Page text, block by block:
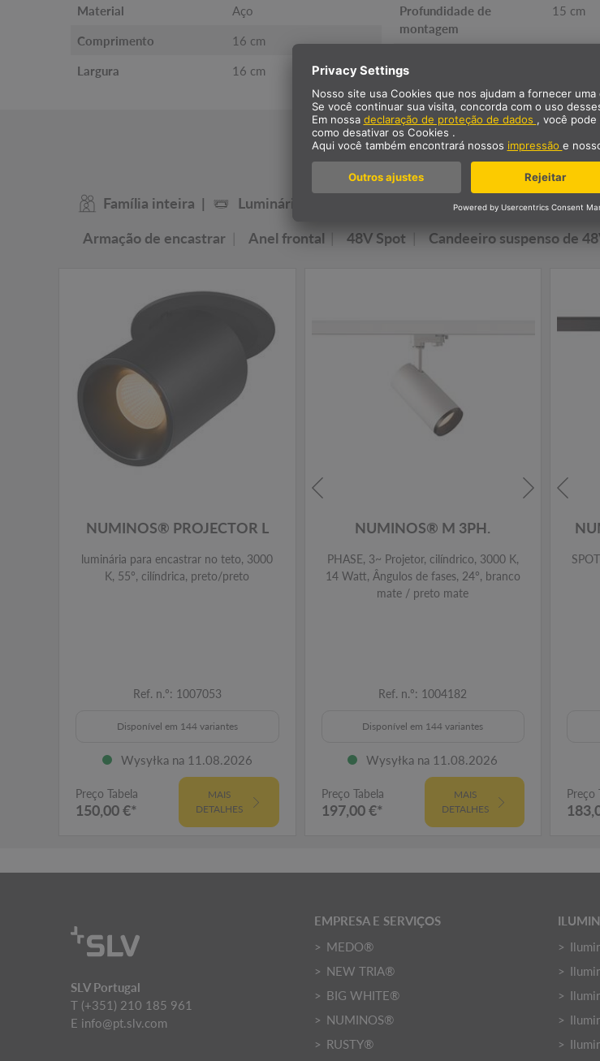
Material Aço
Comprimento 16 cm
Largura 16 cm
Profundidade de
montagem
15 cm
A nossa família de
Família inteira Luminária para encastrar no teto 3~ SPOT
Armação de encastrar
Anel frontal 48V Spot Candeeiro suspenso de
NUMINOS® PROJECTOR L
luminária para encastrar no teto, 3000
K, 55°, cilíndrica, preto/preto
Ref. n.º: 1007053
Disponível em 144 variantes
Wysyłka na 11.08.2026
Preço Tabela
150,00 €*
MAIS
DETALHES
NUMINOS® M 3PH.
PHASE, 3~ Projetor, cilíndrico, 3000 K,
14 Watt, Ângulos de fases, 24°, branco
mate / preto mate
Ref. n.º: 1004182
Disponível em 144 variantes
Wysyłka na 11.08.2026
Preço Tabela
197,00 €*
MAIS
DETALHES
Preço
SLV Portugal
T (+351) 210 185 961
E info@pt.slv.com
EMPRESA E SERVIÇOS
MEDO®
NEW TRIA®
BIG WHITE®
NUMINOS®
RUSTY®